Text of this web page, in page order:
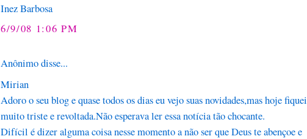
Inez Barbosa
6/9/08 1:06 PM
Anônimo disse...
Mirian
Adoro o seu blog e quase todos os dias eu vejo suas novidades,mas hoje fiquei
muito triste e revoltada.Não esperava ler essa notícia tão chocante.
Difícil é dizer alguma coisa nesse momento a não ser que Deus te abençoe e